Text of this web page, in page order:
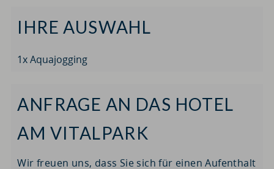
IHRE AUSWAHL
1x Aquajogging
ANFRAGE AN DAS HOTEL
AM VITALPARK
Wir freuen uns, dass Sie sich für einen Aufenthalt